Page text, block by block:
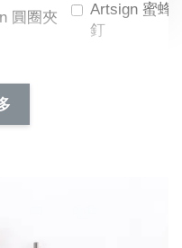
圓圈夾
Artsign 蜜蜂
釘